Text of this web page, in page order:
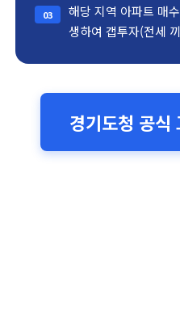
03
해당 지역 아파트 매
생하여 갭투자(전세
경기도청 공